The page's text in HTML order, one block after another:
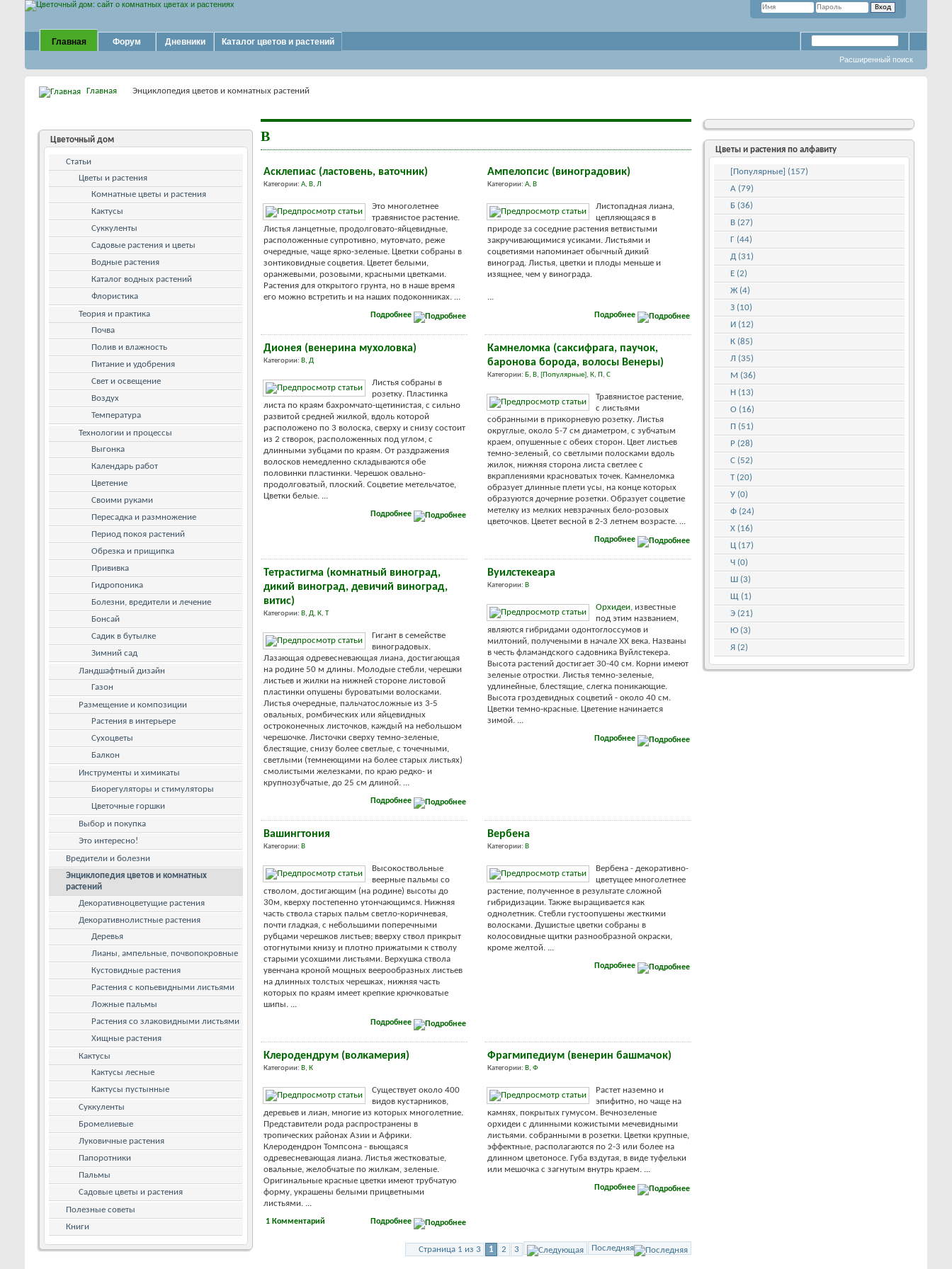
Главная Форум Дневники Каталог цветов и растений
Расширенный поиск
Главная Энциклопедия цветов и комнатных растений
В
Асклепиас (ластовень, ваточник)
Категории: А, В, Л
Это многолетнее
травянистое растение.
Листья ланцетные, продолговато-яйцевидные,
расположенные супротивно, мутовчато, реже
очередные, чаще ярко-зеленые. Цветки собраны в
зонтиковидные соцветия. Цветет белыми,
оранжевыми, розовыми, красными цветками.
Растения для открытого грунта, но в наше время
его можно встретить и на наших подоконниках. ...
Подробнее
Ампелопсис (виноградовик)
Категории: А, В
Листопадная лиана,
цепляющаяся в
природе за соседние растения ветвистыми
закручивающимися усиками. Листьями и
соцветиями напоминает обычный дикий
виноград. Листья, цветки и плоды меньше и
изящнее, чем у винограда.
Подробнее
Дионея (венерина мухоловка)
Категории: В, Д
Листья собраны в
розетку. Пластинка
листа по краям бахромчато-щетинистая, с сильно
развитой средней жилкой, вдоль которой
расположено по 3 волоска, сверху и снизу состоит
из 2 створок, расположенных под углом, с
длинными зубцами по краям. От раздражения
волосков немедленно складываются обе
половинки пластинки. Черешок овально-
продолговатый, плоский. Соцветие метельчатое,
Цветки белые. ...
Подробнее
Камнеломка (саксифрага, паучок,
баронова борода, волосы Венеры)
Категории: Б, В, [Популярные], К, П , С
Травянистое растение,
с листьями
собранными в прикорневую розетку. Листья
округлые, около 5-7 см диаметром, с зубчатым
краем, опушенные с обеих сторон. Цвет листьев
темно-зеленый, со светлыми полосками вдоль
жилок, нижняя сторона листа светлее с
вкраплениями красноватых точек. Камнеломка
образует длинные плети усы, на конце которых
образуются дочерние розетки. Образует соцветие
метелку из мелких невзрачных бело-розовых
цветочков. Цветет весной в 2-3 летнем возрасте. ...
Подробнее
Тетрастигма (комнатный виноград,
дикий виноград, девичий виноград,
витис)
Категории: В, Д, К, Т
Гигант в семействе
виноградовых.
Лазающая одревесневающая лиана, достигающая
на родине 50 м длины. Молодые стебли, черешки
листьев и жилки на нижней стороне листовой
пластинки опушены буроватыми волосками.
Листья очередные, пальчатосложные из 3-5
овальных, ромбических или яйцевидных
остроконечных листочков, каждый на небольшом
черешочке. Листочки сверху темно-зеленые,
блестящие, снизу более светлые, с точечными,
светлыми (темнеющими на более старых листьях)
смолистыми железками, по краю редко- и
крупнозубчатые, до 25 см длиной. ...
Подробнее
Вуилстекеара
Категории: В
Орхидеи , известные
под этим названием,
являются гибридами одонтоглоссумов и
милтоний, получеными в начале XX века. Названы
в честь фламандского садовника Вуйлстекера.
Высота растений достигает 30-40 см. Корни имеют
зеленые отростки. Листья темно-зеленые,
удлинейные, блестящие, слегка поникающие.
Высота гроздевидных соцветий - около 40 см.
Цветки темно-красные. Цветение начинается
зимой. ...
Подробнее
Вашингтония
Категории: В
Высокоствольные
веерные пальмы со
стволом, достигающим (на родине) высоты до
30м, кверху постепенно утончающимся. Нижняя
часть ствола старых пальм светло-коричневая,
почти гладкая, с небольшими поперечными
рубцами черешков листьев; вверху ствол прикрыт
отогнутыми книзу и плотно прижатыми к стволу
старыми усохшими листьями. Верхушка ствола
увенчана кроной мощных веерообразных листьев
на длинных толстых черешках, нижняя часть
которых по краям имеет крепкие крючковатые
шипы. ...
Подробнее
Вербена
Категории: В
Вербена - декоративно-
цветущее многолетнее
растение, полученное в результате сложной
гибридизации. Также выращивается как
однолетник. Стебли густоопушены жесткими
волосками. Душистые цветки собраны в
колосовидные щитки разнообразной окраски,
кроме желтой. ...
Подробнее
Клеродендрум (волкамерия)
Категории: В, К
Существует около 400
видов кустарников,
деревьев и лиан, многие из которых многолетние.
Представители рода распространены в
тропических районах Азии и Африки.
Клеродендрон Томпсона - вьющаяся
одревесневающая лиана. Листья жестковатые,
овальные, желобчатые по жилкам, зеленые.
Оригинальные красные цветки имеют трубчатую
форму, украшены белыми прицветными
листьями. ...
Подробнее
1 Комментарий
Фрагмипедиум (венерин башмачок)
Категории: В, Ф
Растет наземно и
эпифитно, но чаще на
камнях, покрытых гумусом. Вечнозеленые
орхидеи с длинными кожистыми мечевидными
листьями. собранными в розетки. Цветки крупные,
эффектные, располагаются по 2-3 или более на
длинном цветоносе. Губа вздутая, в виде туфельки
или мешочка с загнутым внутрь краем. ...
Подробнее
Страница 1 из 3 1 2 3 Последняя
Цветы и растения по алфавиту
[Популярные] (157)
А (79)
Б (36)
В (27)
Г (44)
Д (31)
Е (2)
Ж (4)
З (10)
И (12)
К (85)
Л (35)
М (36)
Н (13)
О (16)
П (51)
Р (28)
С (52)
Т (20)
У (0)
Ф (24)
Х (16)
Ц (17)
Ч (0)
Ш (3)
Щ (1)
Э (21)
Ю (3)
Я (2)
Цветочный дом
Статьи
Цветы и растения
Комнатные цветы и растения
Кактусы
Суккуленты
Садовые растения и цветы
Водные растения
Каталог водных растений
Флористика
Теория и практика
Почва
Полив и влажность
Питание и удобрения
Свет и освещение
Воздух
Температура
Технологии и процессы
Выгонка
Календарь работ
Цветение
Своими руками
Пересадка и размножение
Период покоя растений
Обрезка и прищипка
Прививка
Гидропоника
Болезни, вредители и лечение
Бонсай
Садик в бутылке
Зимний сад
Ландшафтный дизайн
Газон
Размещение и композиции
Растения в интерьере
Сухоцветы
Балкон
Инструменты и химикаты
Биорегуляторы и стимуляторы
Цветочные горшки
Выбор и покупка
Это интересно!
Вредители и болезни
Энциклопедия цветов и комнатных
растений
Декоративноцветущие растения
Декоративнолистные растения
Деревья
Лианы, ампельные, почвопокровные
Кустовидные растения
Растения с копьевидными листьями
Ложные пальмы
Растения со злаковидными листьями
Хищные растения
Кактусы
Кактусы лесные
Кактусы пустынные
Суккуленты
Бромелиевые
Луковичные растения
Папоротники
Пальмы
Садовые цветы и растения
Полезные советы
Книги